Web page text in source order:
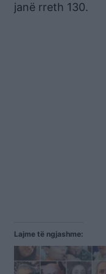
janë rreth 130.
Lajme të ngjashme: